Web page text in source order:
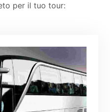
per il tuo tour: